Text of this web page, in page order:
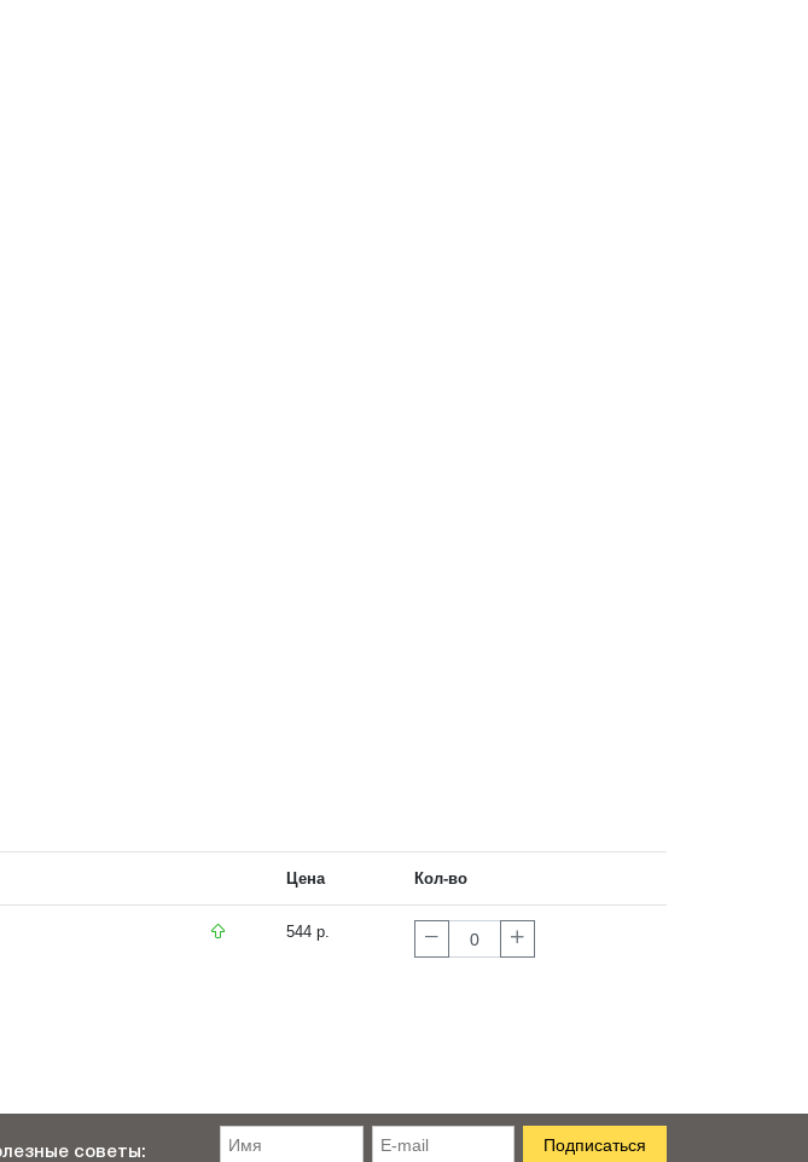
Цена Кол-во
544 р.
советы: